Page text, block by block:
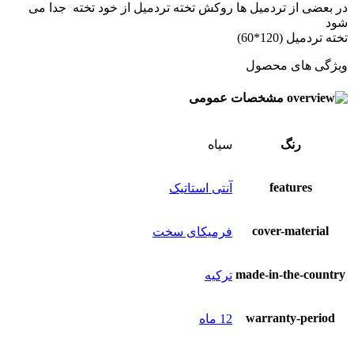
در بعضی از تردمیل ها روکش تخته تردمیل از خود تخته جدا می
شود
تخته تردمیل (120*60)
ویژگی های محصول
مشخصات عمومی
رنگ سياه
features آنتی استاتیک
cover-material فرمیکای سخت
made-in-the-country ترکیه
warranty-period 12 ماه